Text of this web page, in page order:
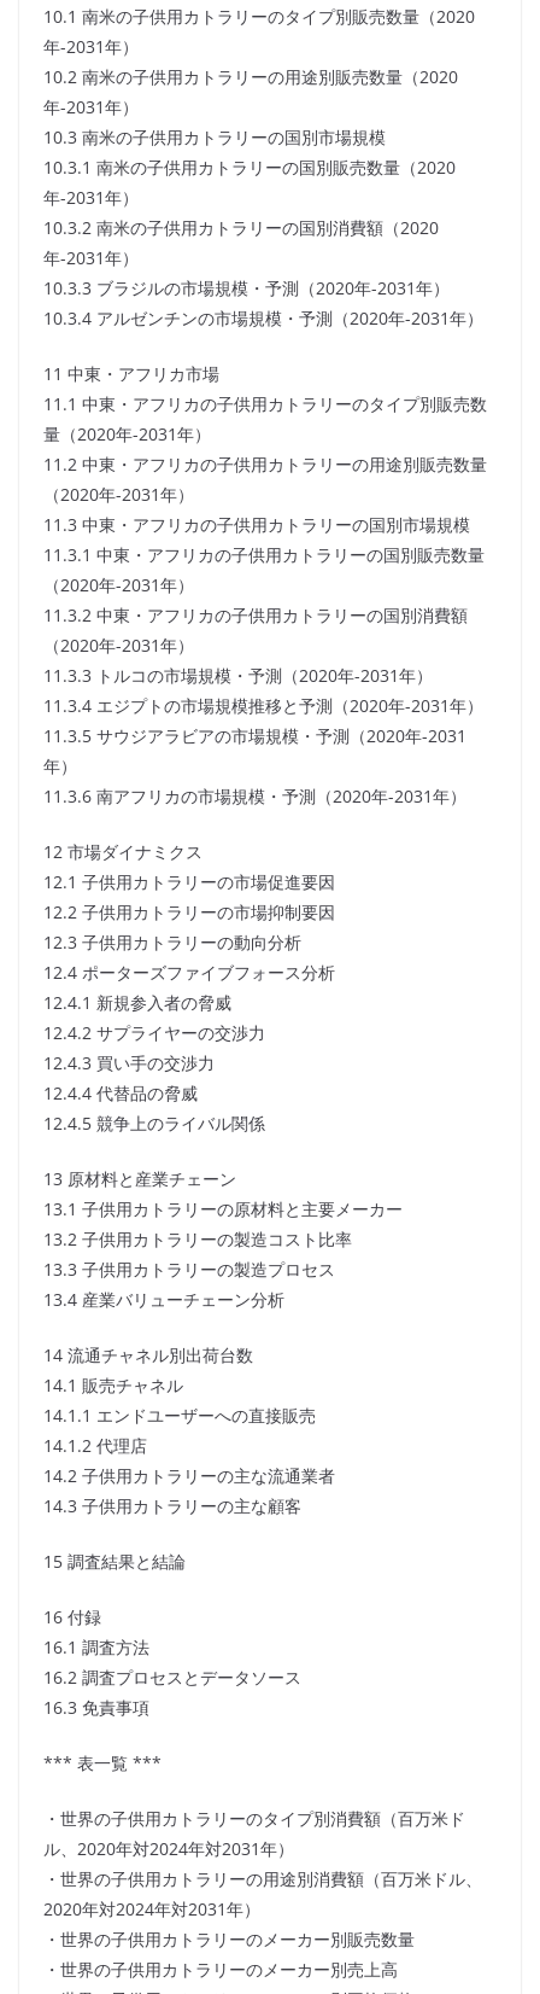
10.1 南米の子供用カトラリーのタイプ別販売数量（2020
年-2031年）
10.2 南米の子供用カトラリーの用途別販売数量（2020
年-2031年）
10.3 南米の子供用カトラリーの国別市場規模
10.3.1 南米の子供用カトラリーの国別販売数量（2020
年-2031年）
10.3.2 南米の子供用カトラリーの国別消費額（2020
年-2031年）
10.3.3 ブラジルの市場規模・予測（2020年-2031年）
10.3.4 アルゼンチンの市場規模・予測（2020年-2031年）
11 中東・アフリカ市場
11.1 中東・アフリカの子供用カトラリーのタイプ別販売数
量（2020年-2031年）
11.2 中東・アフリカの子供用カトラリーの用途別販売数量
（2020年-2031年）
11.3 中東・アフリカの子供用カトラリーの国別市場規模
11.3.1 中東・アフリカの子供用カトラリーの国別販売数量
（2020年-2031年）
11.3.2 中東・アフリカの子供用カトラリーの国別消費額
（2020年-2031年）
11.3.3 トルコの市場規模・予測（2020年-2031年）
11.3.4 エジプトの市場規模推移と予測（2020年-2031年）
11.3.5 サウジアラビアの市場規模・予測（2020年-2031
年）
11.3.6 南アフリカの市場規模・予測（2020年-2031年）
12 市場ダイナミクス
12.1 子供用カトラリーの市場促進要因
12.2 子供用カトラリーの市場抑制要因
12.3 子供用カトラリーの動向分析
12.4 ポーターズファイブフォース分析
12.4.1 新規参入者の脅威
12.4.2 サプライヤーの交渉力
12.4.3 買い手の交渉力
12.4.4 代替品の脅威
12.4.5 競争上のライバル関係
13 原材料と産業チェーン
13.1 子供用カトラリーの原材料と主要メーカー
13.2 子供用カトラリーの製造コスト比率
13.3 子供用カトラリーの製造プロセス
13.4 産業バリューチェーン分析
14 流通チャネル別出荷台数
14.1 販売チャネル
14.1.1 エンドユーザーへの直接販売
14.1.2 代理店
14.2 子供用カトラリーの主な流通業者
14.3 子供用カトラリーの主な顧客
15 調査結果と結論
16 付録
16.1 調査方法
16.2 調査プロセスとデータソース
16.3 免責事項
*** 表一覧 ***
・世界の子供用カトラリーのタイプ別消費額（百万米ド
ル、2020年対2024年対2031年）
・世界の子供用カトラリーの用途別消費額（百万米ドル、
2020年対2024年対2031年）
・世界の子供用カトラリーのメーカー別販売数量
・世界の子供用カトラリーのメーカー別売上高